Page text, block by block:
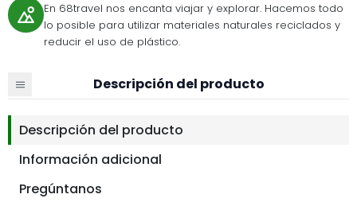
En 68travel nos encanta viajar y explorar. Hacemos todo
lo posible para utilizar materiales naturales reciclados y
reducir el uso de plástico.
Descripción del producto
Descripción del producto
Información adicional
Pregúntanos